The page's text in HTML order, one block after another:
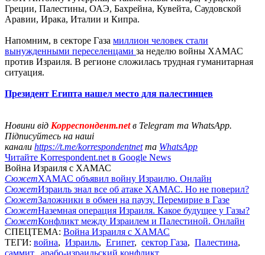
Греции, Палестины, ОАЭ, Бахрейна, Кувейта, Саудовской
Аравии, Ирака, Италии и Кипра.
Напомним, в секторе Газа миллион человек стали
вынужденными переселенцами за неделю войны ХАМАС
против Израиля. В регионе сложилась трудная гуманитарная
ситуация.
Президент Египта нашел место для палестинцев
Новини від Корреспондент.netв Telegram та WhatsApp.
Підписуйтесь на наші
канали https://t.me/korrespondentnetта WhatsApp
Читайте Korrespondent.net в Google News
Война Израиля с ХАМАС
СюжетХАМАС объявил войну Израилю. Онлайн
СюжетИзраиль знал все об атаке ХАМАС. Но не поверил?
СюжетЗаложники в обмен на паузу. Перемирие в Газе
СюжетНаземная операция Израиля. Какое будущее у Газы?
СюжетКонфликт между Израилем и Палестиной. Онлайн
СПЕЦТЕМА: Война Израиля с ХАМАС
ТЕГИ: война, Израиль, Египет, сектор Газа, Палестина,
саммит, арабо-израильский конфликт